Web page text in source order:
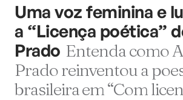
Uma voz feminina e
a “Licença poética”
Prado Entenda como
Prado reinventou a
brasileira em “Com